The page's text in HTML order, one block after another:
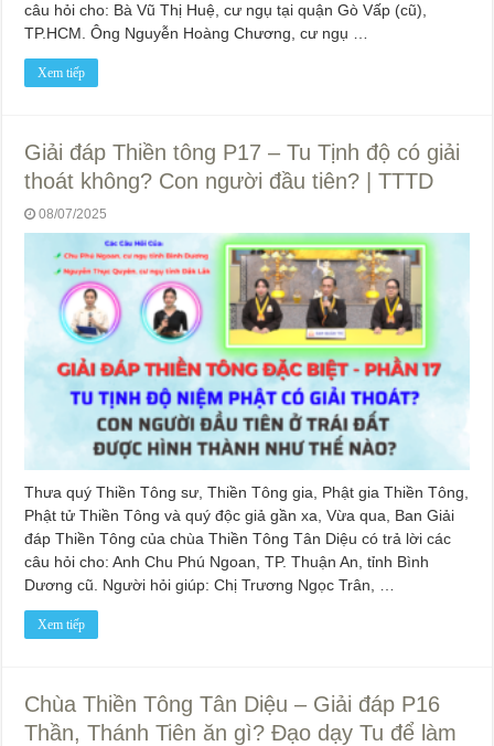
câu hỏi cho: Bà Vũ Thị Huệ, cư ngụ tại quận Gò Vấp (cũ),
TP.HCM. Ông Nguyễn Hoàng Chương, cư ngụ …
Xem tiếp
Giải đáp Thiền tông P17 – Tu Tịnh độ có giải
thoát không? Con người đầu tiên? | TTTD
08/07/2025
Thưa quý Thiền Tông sư, Thiền Tông gia, Phật gia Thiền Tông,
Phật tử Thiền Tông và quý độc giả gần xa, Vừa qua, Ban Giải
đáp Thiền Tông của chùa Thiền Tông Tân Diệu có trả lời các
câu hỏi cho: Anh Chu Phú Ngoan, TP. Thuận An, tỉnh Bình
Dương cũ. Người hỏi giúp: Chị Trương Ngọc Trân, …
Xem tiếp
Chùa Thiền Tông Tân Diệu – Giải đáp P16
Thần, Thánh Tiên ăn gì? Đạo dạy Tu để làm